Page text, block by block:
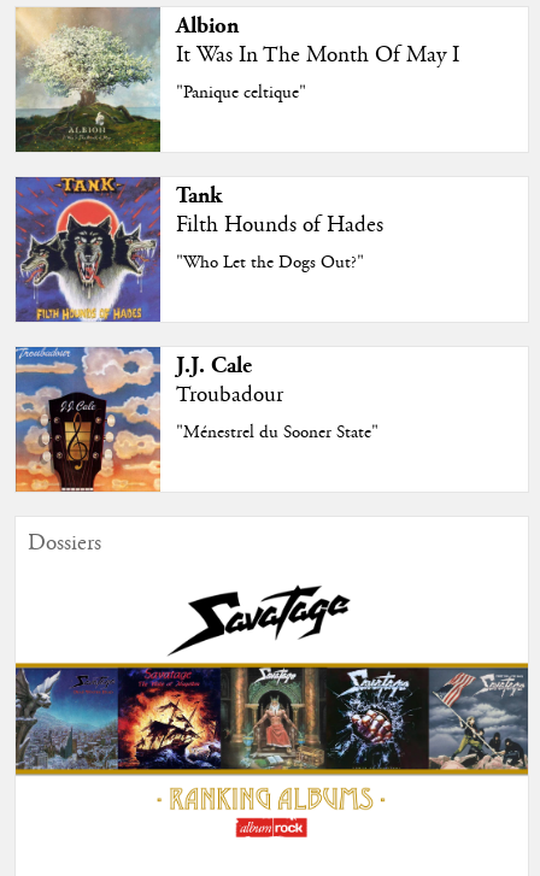
Albion
It Was In The Month Of May I
"Panique celtique"
Tank
Filth Hounds of Hades
"Who Let the Dogs Out?"
J.J. Cale
Troubadour
"Ménestrel du Sooner State"
Dossiers